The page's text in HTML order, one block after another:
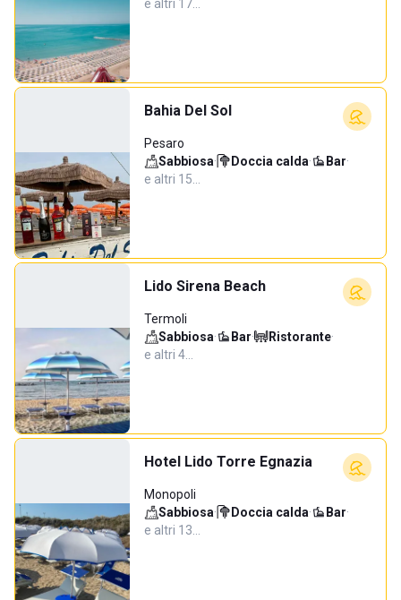
e altri 17…
Bahia Del Sol
Pesaro
Sabbiosa· Doccia calda· Bar·
e altri 15…
Lido Sirena Beach
Termoli
Sabbiosa· Bar· Ristorante·
e altri 4…
Hotel Lido Torre Egnazia
Monopoli
Sabbiosa· Doccia calda· Bar·
e altri 13…